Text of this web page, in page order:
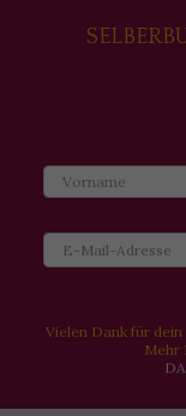
Vielen Dank für
Mehr